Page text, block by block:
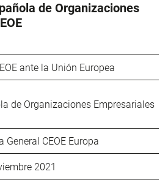
de Organizaciones
ante la Unión Europea
de Organizaciones Empresariales
General CEOE Europa
2021